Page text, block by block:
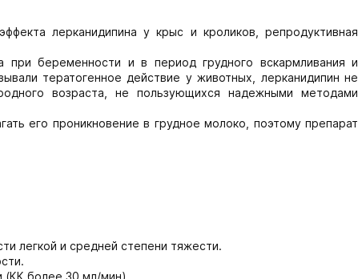
лерканидипина у крыс и кроликов, репродуктивная
при беременности и в период грудного вскармливания и
тератогенное действие у животных, лерканидипин не
возраста, не пользующихся надежными методами
его проникновение в грудное молоко, поэтому препарат
легкой и средней степени тяжести.